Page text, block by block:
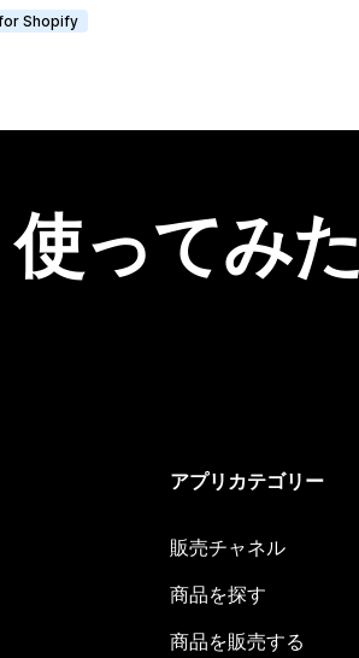
Shopify
使ってみ
アプリカテゴリー
販売チャネル
商品を探す
商品を販売する